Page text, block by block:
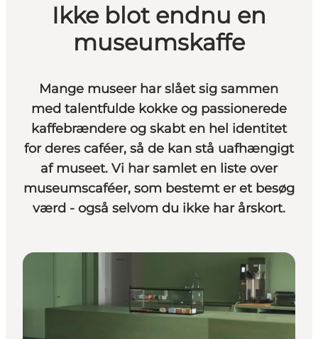
Ikke blot endnu en
museumskaffe
Mange museer har slået sig sammen
med talentfulde kokke og passionerede
kaffebrændere og skabt en hel identitet
for deres caféer, så de kan stå uafhængigt
af museet. Vi har samlet en liste over
museumscaféer, som bestemt er et besøg
værd - også selvom du ikke har årskort.